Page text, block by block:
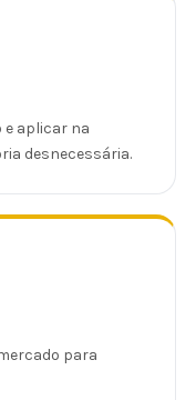
e aplicar na
desnecessária.
para